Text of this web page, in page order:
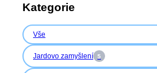
Kategorie
Vše
Jardovo zamyšlení 5